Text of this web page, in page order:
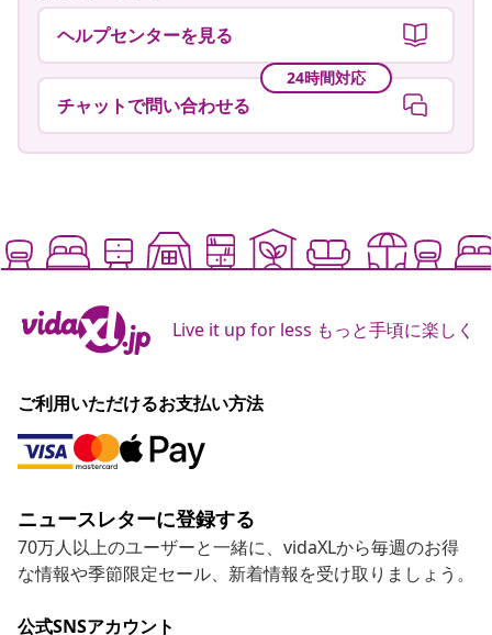
ヘルプセンターを見る
24時間対応
チャットで問い合わせる
Live it up for less もっと手頃に楽しく
ご利用いただけるお支払い方法
ニュースレターに登録する
70万人以上のユーザーと一緒に、vidaXLから毎週のお得
な情報や季節限定セール、新着情報を受け取りましょう。
公式SNSアカウント